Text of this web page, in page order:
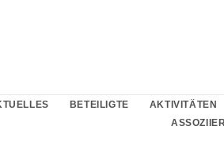
BETEILIGTE AKTIVITÄTEN